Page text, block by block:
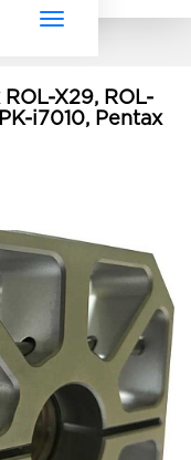
Toggle
X29, ROL-
i7010, Pentax